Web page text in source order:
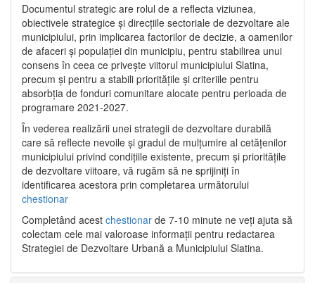
Documentul strategic are rolul de a reflecta viziunea,
obiectivele strategice și direcțiile sectoriale de dezvoltare ale
municipiului, prin implicarea factorilor de decizie, a oamenilor
de afaceri și populației din municipiu, pentru stabilirea unui
consens în ceea ce privește viitorul municipiului Slatina,
precum și pentru a stabili prioritățile și criteriile pentru
absorbția de fonduri comunitare alocate pentru perioada de
programare 2021-2027.
În vederea realizării unei strategii de dezvoltare durabilă
care să reflecte nevoile și gradul de mulțumire al cetățenilor
municipiului privind condițiile existente, precum și prioritățile
de dezvoltare viitoare, vă rugăm să ne sprijiniți în
identificarea acestora prin completarea următorului
chestionar
Completând acest chestionar de 7-10 minute ne veți ajuta să
colectam cele mai valoroase informații pentru redactarea
Strategiei de Dezvoltare Urbană a Municipiului Slatina.